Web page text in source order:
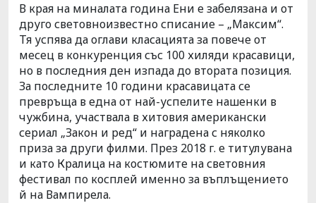
В края на миналата година Ени е забелязана и от
друго световноизвестно списание – „Максим“.
Тя успява да оглави класацията за повече от
месец в конкуренция със 100 хиляди красавици,
но в последния ден изпада до втората позиция.
За последните 10 години красавицата се
превръща в една от най-успелите нашенки в
чужбина, участвала в хитовия американски
сериал „Закон и ред“ и наградена с няколко
приза за други филми. През 2018 г. е титулувана
и като Кралица на костюмите на световния
фестивал по косплей именно за въплъщението
й на Вампирела.